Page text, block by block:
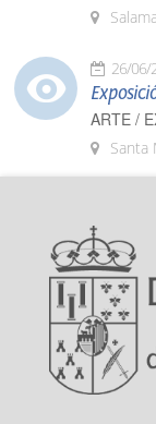
26/06/
ARTE /
Santa